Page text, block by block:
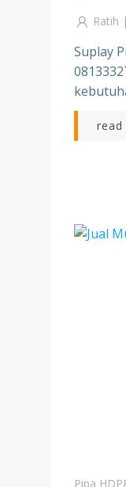
Ratih
Suplay
read
Pipa